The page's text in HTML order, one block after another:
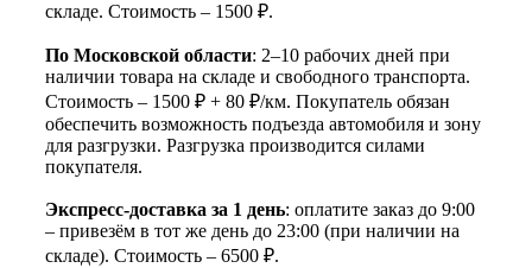
складе. Стоимость – 1500 ₽.
По Московской области: 2–10 рабочих дней при
наличии товара на складе и свободного транспорта.
Стоимость – 1500 ₽ + 80 ₽/км. Покупатель обязан
обеспечить возможность подъезда автомобиля и зону
для разгрузки. Разгрузка производится силами
покупателя.
Экспресс-доставка за 1 день: оплатите заказ до 9:00
– привезём в тот же день до 23:00 (при наличии на
складе). Стоимость – 6500 ₽.